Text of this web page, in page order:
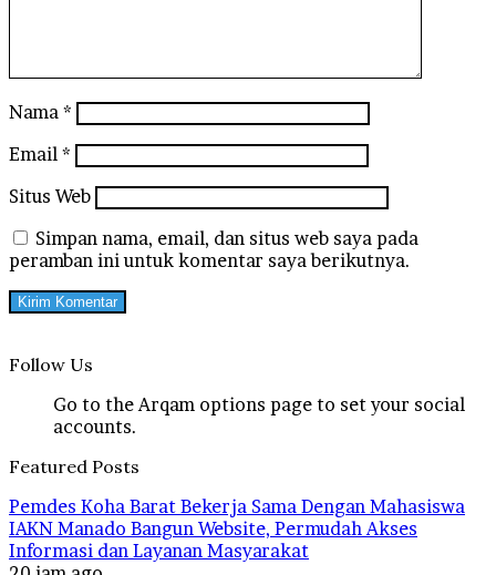
Nama *
Email *
Situs Web
Simpan nama, email, dan situs web saya pada
peramban ini untuk komentar saya berikutnya.
Follow Us
Go to the Arqam options page to set your social
accounts.
Featured Posts
Pemdes Koha Barat Bekerja Sama Dengan Mahasiswa
IAKN Manado Bangun Website, Permudah Akses
Informasi dan Layanan Masyarakat